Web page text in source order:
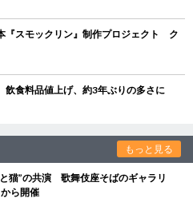
『スモックリン』制作プロジェクト ク
食料品値上げ、約3年ぶりの多さに
もっと見る
猫”の共演 歌舞伎座そばのギャラリ
ら開催